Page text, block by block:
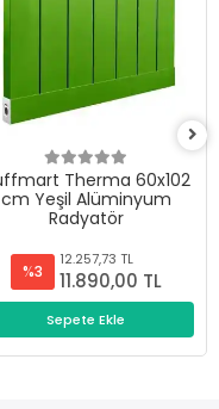
Therma 60x102
cm Yeşil Alüminyum
Radyatör
%3
12.257,73 TL
11.890,00 TL
Sepete Ekle